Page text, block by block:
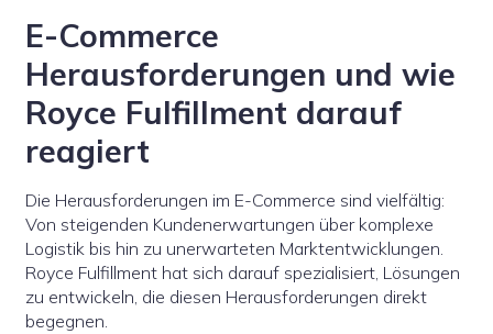
E-Commerce
Herausforderungen und wie
Royce Fulfillment darauf
reagiert
Die Herausforderungen im E-Commerce sind vielfältig:
Von steigenden Kundenerwartungen über komplexe
Logistik bis hin zu unerwarteten Marktentwicklungen.
Royce Fulfillment hat sich darauf spezialisiert, Lösungen
zu entwickeln, die diesen Herausforderungen direkt
begegnen.